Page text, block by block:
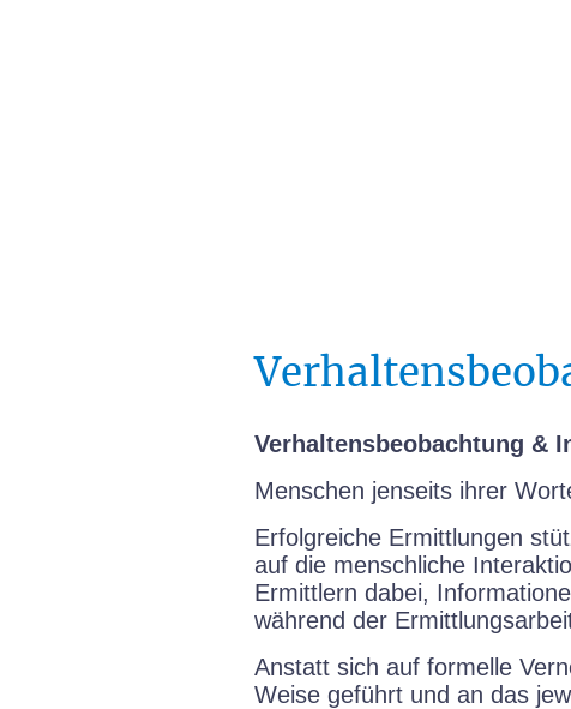
Verhaltensbeobachtung &
Menschen jenseits ihrer
Erfolgreiche Ermittlungen
auf die menschliche
Ermittlern dabei,
während der
Anstatt sich auf formelle
Weise geführt und an das